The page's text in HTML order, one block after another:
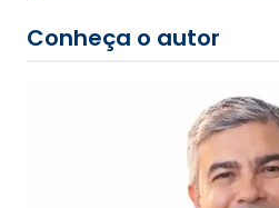
Conheça o autor